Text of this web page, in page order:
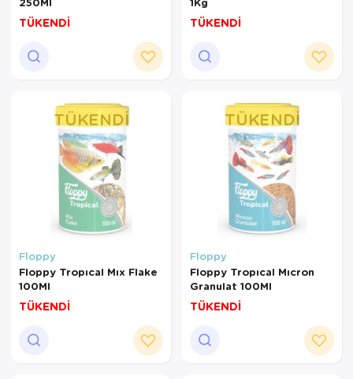
TÜKENDİ TÜKENDİ
TÜKENDI
Floppy
Floppy Tropıcal Mıx Flake
100Ml
TÜKENDİ
TÜKENDI
Floppy
Floppy Tropıcal Mıcron
Granulat 100Ml
TÜKENDİ